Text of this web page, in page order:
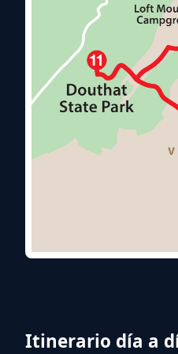
Itinerario día a